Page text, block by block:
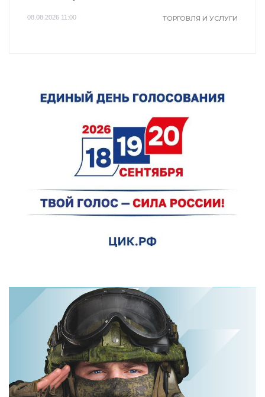
08.08.2026 11:00 ТОРГОВЛЯ И УСЛУГИ